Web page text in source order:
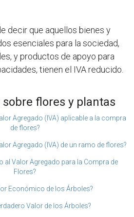
decir que aquellos bienes y
esenciales para la sociedad,
y productos de apoyo para
tienen el IVA reducido.
flores y plantas
Agregado (IVA) aplicable a la compra
de flores?
Agregado (IVA) de un ramo de flores?
al Valor Agregado para la Compra de
Flores?
Económico de los Árboles?
Valor de los Árboles?